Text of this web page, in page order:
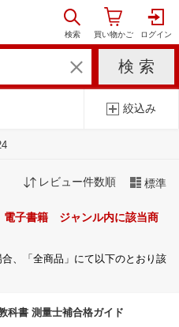
絞込み
レビュー件数順 標準
電子書籍 ジャンル内に該当商
、「全商品」にて以下のとおり該
科書 測量士補合格ガイド